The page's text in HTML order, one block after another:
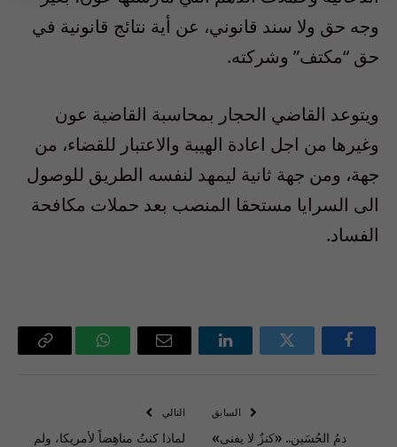
وجه حق ولا سند قانوني، عن أية نتائج قانونية في
حق “مكتف” وشركته.
ويتوعد القاضي الحجار بمحاسبة القاضية عون
وغيرها من اجل اعادة الهيبة والاعتبار للقضاء، من
جهة، ومن جهة ثانية ليمهد لنفسه الطريق للوصول
الى السرايا مستحقا المنصب بعد حملات مكافحة
الفساد.
فيسبوك تويتر لينكدإن
البريد
واتساب Copy
السابق
دمُ الحُسَين.. «كنزٌ لا يفنى»
التالي
لماذا كنتُ مناهِضاً لأمريكا، ولم